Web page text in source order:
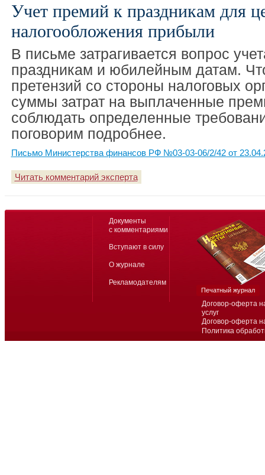
Учет премий к праздникам для
налогообложения прибыли
В письме затрагивается вопрос
праздникам и юбилейным датам.
претензий со стороны налоговых
суммы затрат на выплаченные
соблюдать определенные
поговорим подробнее.
Письмо Министерства финансов РФ №03-03-06/2/42 от
Читать комментарий эксперта
Договор-оферта
услуг
Договор-оферта
Политика
Документы
с комментариями
Вступают в силу
О журнале
Рекламодателям
Печатный журнал